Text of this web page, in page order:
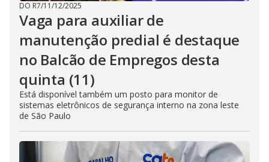
DO R7/11/12/2025
Vaga para auxiliar de
manutenção predial é destaque
no Balcão de Empregos desta
quinta (11)
Está disponível também um posto para monitor de
sistemas eletrônicos de segurança interno na zona leste
de São Paulo